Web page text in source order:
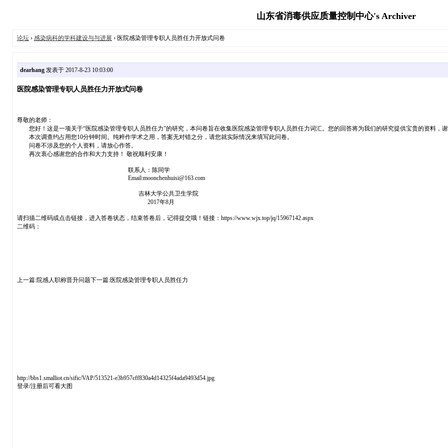
山东省消毒供应质量控制中心's Archiver
论坛› 感染病科的学科建设与与进展 › 医院感染管理专职人员胜任力开放式问卷
dearhang发表于 2017-8-23 10:03:00
医院感染管理专职人员胜任力开放式问卷
尊敬的老师：
您好！这是一项关于“医院感染管理专职人员胜任力”的研究，本问卷旨在收集医院感染管理专职人员胜任力词汇。您的回答将为我们的研究提供宝贵的资料，谢
本次调查约占用您10分钟时间。纯粹作学术之用，答案无对错之分，请您就实际情况来填写此问卷。
问卷不涉及您的个人资料，请放心作答。
再次衷心感谢您的合作和大力支持！ 敬祝顺利安康！
联系人：陈同学
Email:moonchenhuisi@163.com
吉林大学公共卫生学院
2017年8月
请扫描二维码或点击链接，进入答卷状态，结束答卷后，记得提交哦！链接：https://www.wjx.top/jq/15967142.aspx
二维码：
上一篇:院感人职称晋升问题下一篇:医院感染管理专职人员胜任力
http://bbs1.smalliot.cn/sific/VAP/513521-e3b957cff830a4d14325f4ada9493d54.jpg
登录/注册后可看大图